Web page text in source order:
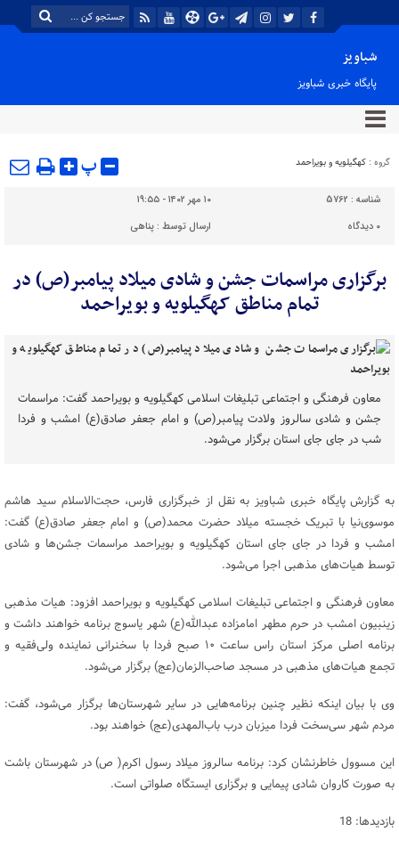
شباویز
پایگاه خبری شباویز
گروه : کهگیلویه و بویراحمد پ
شناسه : 5762
۱۰ مهر ۱۴۰۲ - ۱۹:۵۵
۰ دیدگاه ارسال توسط :پناهی
برگزاری مراسمات جشن و شادی میلاد پیامبر(ص) در
تمام مناطق کهگیلویه و بویراحمد
معاون فرهنگی و اجتماعی تبلیغات اسلامی کهگیلویه و بویراحمد گفت: مراسمات
جشن و شادی سالروز ولادت پیامبر(ص) و امام جعفر صادق(ع) امشب و فردا
شب در جای جای استان برگزار می‌شود.
به گزارش پایگاه خبری شباویز به نقل از خبرگزاری فارس، حجت‌الاسلام سید هاشم
موسوی‌نیا با تبریک خجسته میلاد حضرت محمد(ص) و امام جعفر صادق(ع) گفت:
امشب و فردا در جای جای استان کهگیلویه و بویراحمد مراسمات جشن‌ها و شادی
توسط هیات‌های مذهبی اجرا می‌شود.
معاون فرهنگی و اجتماعی تبلیغات اسلامی کهگیلویه و بویراحمد افزود: هیات مذهبی
زینبیون امشب در حرم مطهر امامزاده عبدالله(ع) شهر یاسوج برنامه خواهند داشت و
برنامه اصلی مرکز استان راس ساعت ۱۰ صبح فردا با سخنرانی نماینده ولی‌فقیه و
تجمع هیات‌های مذهبی در مسجد صاحب‌الزمان(عج) برگزار می‌شود.
وی با بیان اینکه نظیر چنین برنامه‌هایی در سایر شهرستان‌ها برگزار می‌شود، گفت:
مردم شهر سی‌سخت فردا میزبان درب‌ باب‌المهدی(عج) خواهند بود.
این مسوول خاطرنشان کرد: برنامه سالروز میلاد رسول اکرم( ص) در شهرستان باشت
به صورت کاروان شادی پیمایی و برگزاری ایستگاه صلواتی است.
بازدیدها: 18